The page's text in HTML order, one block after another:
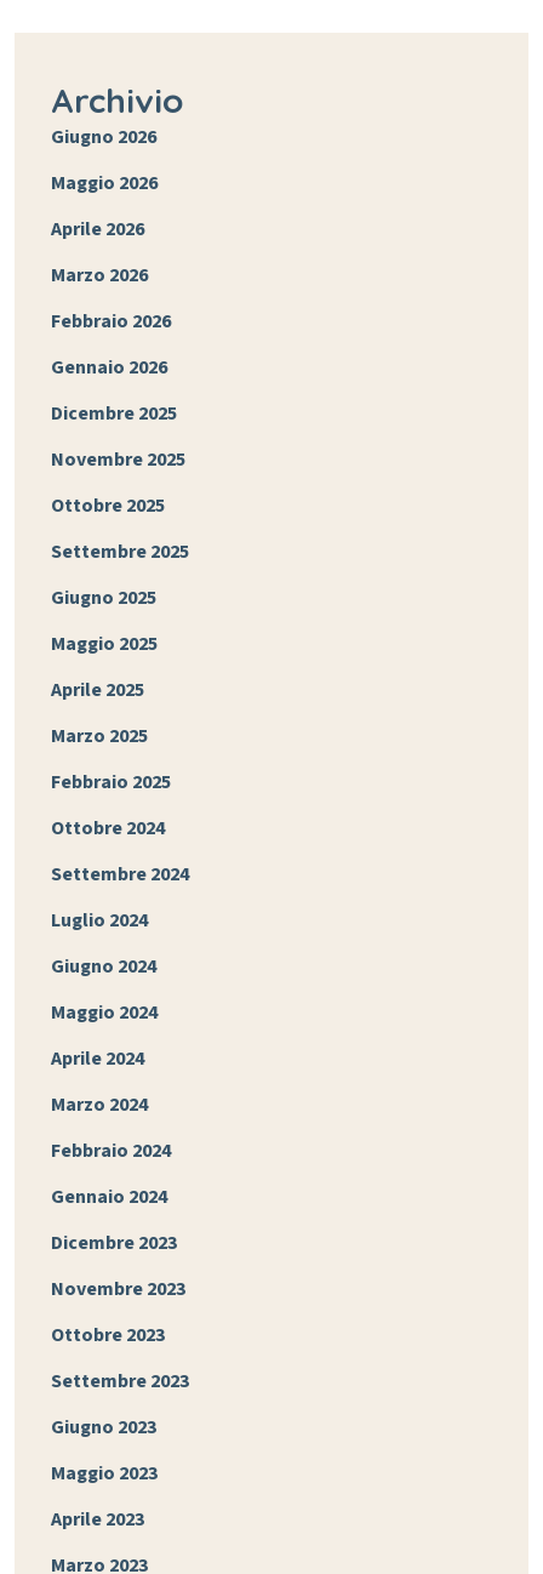
Archivio
Giugno 2026
Maggio 2026
Aprile 2026
Marzo 2026
Febbraio 2026
Gennaio 2026
Dicembre 2025
Novembre 2025
Ottobre 2025
Settembre 2025
Giugno 2025
Maggio 2025
Aprile 2025
Marzo 2025
Febbraio 2025
Ottobre 2024
Settembre 2024
Luglio 2024
Giugno 2024
Maggio 2024
Aprile 2024
Marzo 2024
Febbraio 2024
Gennaio 2024
Dicembre 2023
Novembre 2023
Ottobre 2023
Settembre 2023
Giugno 2023
Maggio 2023
Aprile 2023
Marzo 2023